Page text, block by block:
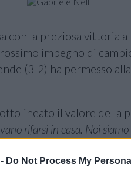
Do Not Process My
con la preziosa vittoria al
impegno di
(3-2) ha permesso
il valore della
rifarsi in casa. Noi
per un attimo e siamo
volta, così è stato e siamo